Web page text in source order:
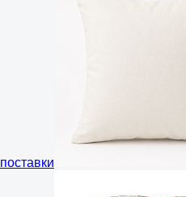
поставки